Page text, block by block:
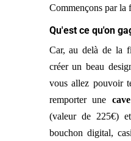
Commençons par la
Qu'est ce qu'on
Car, au delà de la
créer un beau
vous allez pouvoir
remporter une
(valeur de 225€)
bouchon digital,